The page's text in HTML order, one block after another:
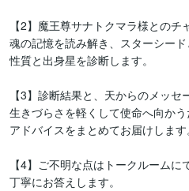
【2】魔王尊サナトクマラ様とのチ
魂の記憶を読み解き、スターシー
性質と出身星を診断します。
【3】診断結果と、天からのメッセ
生きづらさを軽くして使命へ向か
アドバイスをまとめてお届けします
【4】ご不明な点はトークルームに
丁寧にお答えします。